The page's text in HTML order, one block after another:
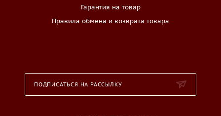
Гарантия на товар
Правила обмена и возврата товара
ПОДПИСАТЬСЯ НА РАССЫЛКУ